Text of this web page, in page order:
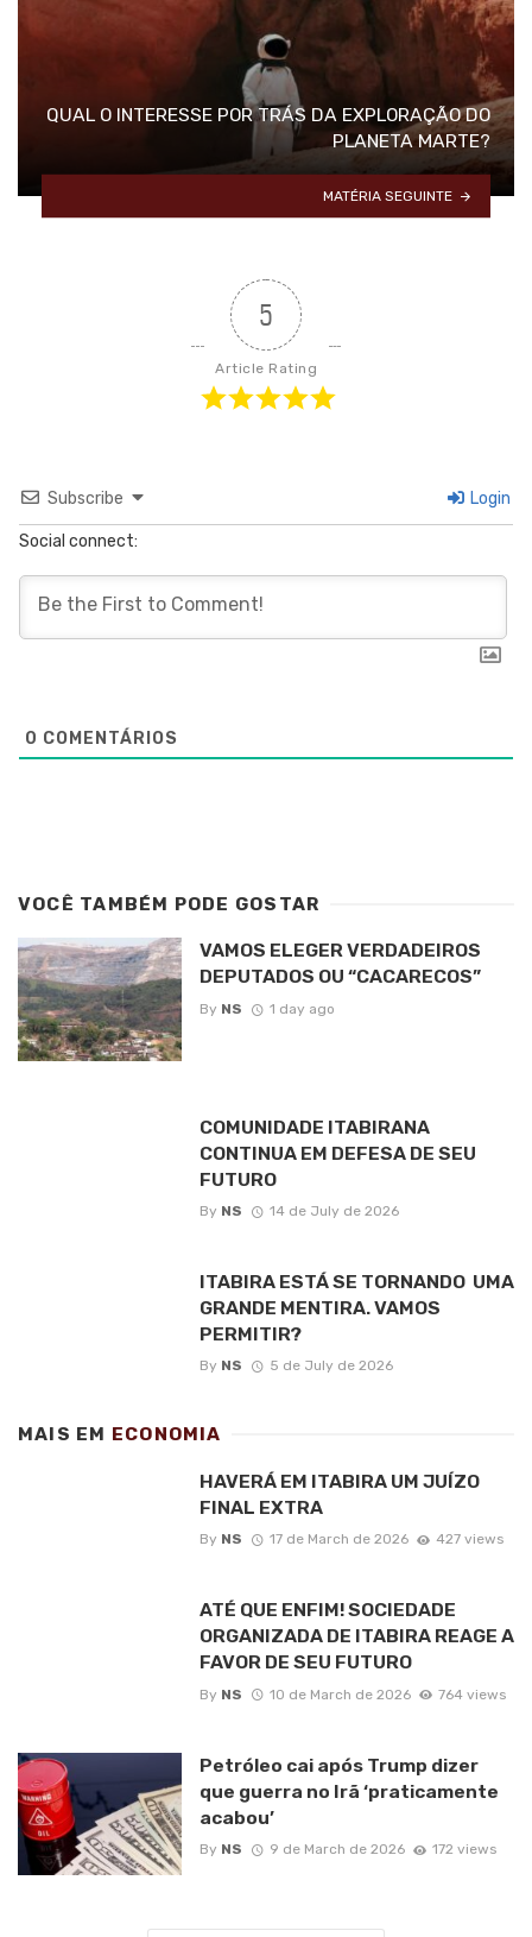
QUAL O INTERESSE POR TRÁS DA EXPLORAÇÃO DO
PLANETA MARTE?
MATÉRIA SEGUINTE
5
Article Rating
Subscribe Login
Social connect:
0 COMENTÁRIOS
VOCÊ TAMBÉM PODE GOSTAR
VAMOS ELEGER VERDADEIROS
DEPUTADOS OU “CACARECOS”
By NS 1 day ago
COMUNIDADE ITABIRANA
CONTINUA EM DEFESA DE SEU
FUTURO
By NS 14 de July de 2026
ITABIRA ESTÁ SE TORNANDO UMA
GRANDE MENTIRA. VAMOS
PERMITIR?
By NS 5 de July de 2026
MAIS EM ECONOMIA
HAVERÁ EM ITABIRA UM JUÍZO
FINAL EXTRA
By NS 17 de March de 2026 427 views
ATÉ QUE ENFIM! SOCIEDADE
ORGANIZADA DE ITABIRA REAGE A
FAVOR DE SEU FUTURO
By NS 10 de March de 2026 764 views
Petróleo cai após Trump dizer
que guerra no Irã ‘praticamente
acabou’
By NS 9 de March de 2026 172 views